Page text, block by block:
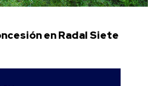
en Radal Siete